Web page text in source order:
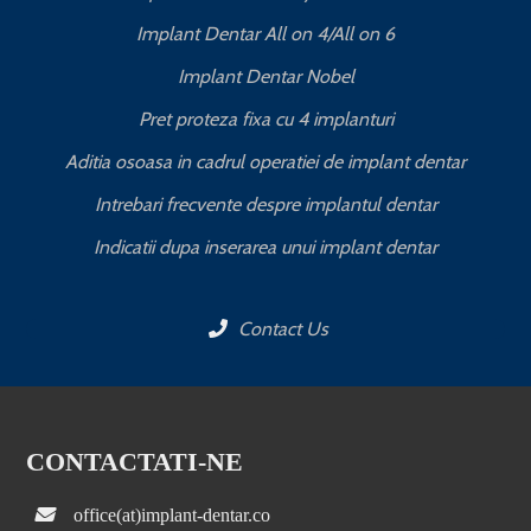
Implant Dentar All on 4/All on 6
Implant Dentar Nobel
Pret proteza fixa cu 4 implanturi
Aditia osoasa in cadrul operatiei de implant dentar
Intrebari frecvente despre implantul dentar
Indicatii dupa inserarea unui implant dentar
Contact Us
CONTACTATI-NE
office(at)implant-dentar.co